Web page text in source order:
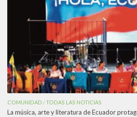
COMUNIDAD /TODAS LAS NOTICIAS
La música, arte y literatura de Ecuador